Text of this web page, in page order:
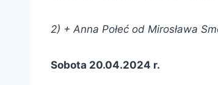
2) + Anna Połeć od Mirosława
Sobota 20.04.2024 r.